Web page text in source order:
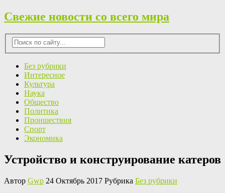
Свежие новости со всего мира
Без рубрики
Интересное
Культура
Наука
Общество
Политика
Проишествия
Спорт
Экономика
Устройство и конструирование катеров
Автор Gwp 24 Октябрь 2017 Рубрика Без рубрики